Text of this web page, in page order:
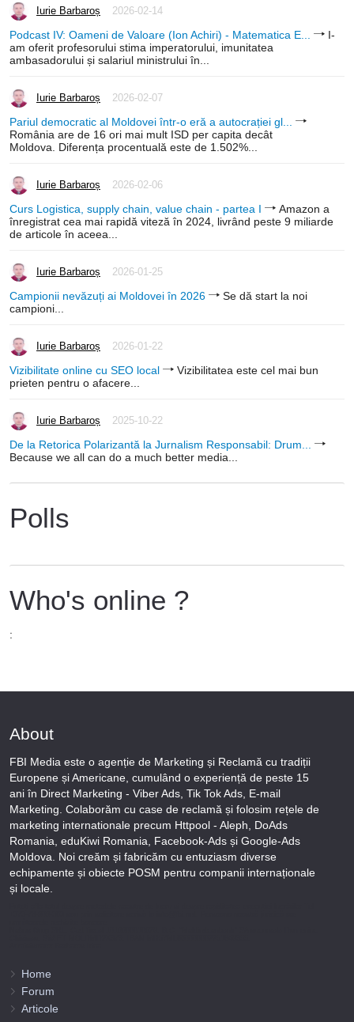
Iurie Barbaroș 2026-02-14
Podcast IV: Oameni de Valoare (Ion Achiri) - Matematica E...
I-
am oferit profesorului stima imperatorului, imunitatea
ambasadorului și salariul ministrului în...
Iurie Barbaroș 2026-02-07
Pariul democratic al Moldovei într-o eră a autocrației gl...
România are de 16 ori mai mult ISD per capita decât
Moldova. Diferența procentuală este de 1.502%...
Iurie Barbaroș 2026-02-06
Curs Logistica, supply chain, value chain - partea I
Amazon a
înregistrat cea mai rapidă viteză în 2024, livrând peste 9 miliarde
de articole în aceea...
Iurie Barbaroș 2026-01-25
Campionii nevăzuți ai Moldovei în 2026
Se dă start la noi
campioni...
Iurie Barbaroș 2026-01-22
Vizibilitate online cu SEO local
Vizibilitatea este cel mai bun
prieten pentru o afacere...
Iurie Barbaroș 2025-10-22
De la Retorica Polarizantă la Jurnalism Responsabil: Drum...
Because we all can do a much better media...
Polls
Who's online ?
:
About
FBI Media este o agenție de Marketing și Reclamă cu tradiții
Europene și Americane, cumulând o experiență de peste 15
ani în Direct Marketing - Viber Ads, Tik Tok Ads, E-mail
Marketing. Colaborăm cu case de reclamă și folosim rețele de
marketing internationale precum Httpool - Aleph, DoAds
Romania, eduKiwi Romania, Facebook-Ads și Google-Ads
Moldova. Noi creăm și fabricăm cu entuziasm diverse
echipamente și obiecte POSM pentru companii internaționale
și locale.
Home
Forum
Articole